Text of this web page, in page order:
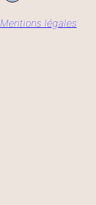
Mentions légales